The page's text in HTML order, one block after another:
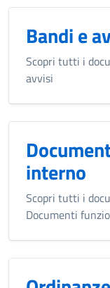
Bandi e
Scopri tutti i
avvisi
interno
Scopri tutti i
Documenti